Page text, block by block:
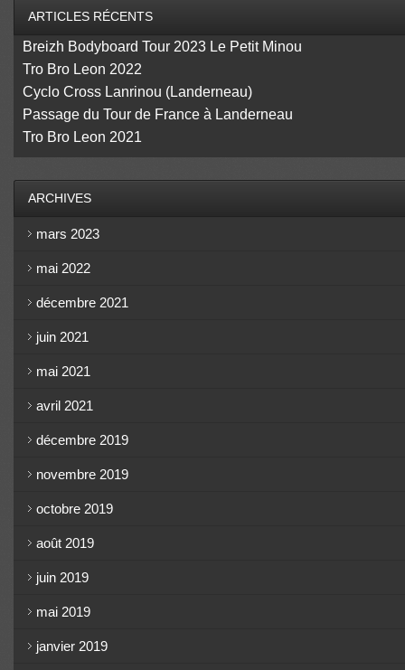
ARTICLES RÉCENTS
Breizh Bodyboard Tour 2023 Le Petit Minou
Tro Bro Leon 2022
Cyclo Cross Lanrinou (Landerneau)
Passage du Tour de France à Landerneau
Tro Bro Leon 2021
ARCHIVES
mars 2023
mai 2022
décembre 2021
juin 2021
mai 2021
avril 2021
décembre 2019
novembre 2019
octobre 2019
août 2019
juin 2019
mai 2019
janvier 2019